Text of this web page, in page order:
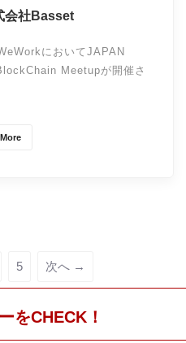
会社Basset
においてJAPAN
Meetupが開催さ
5 次へ →
をCHECK！